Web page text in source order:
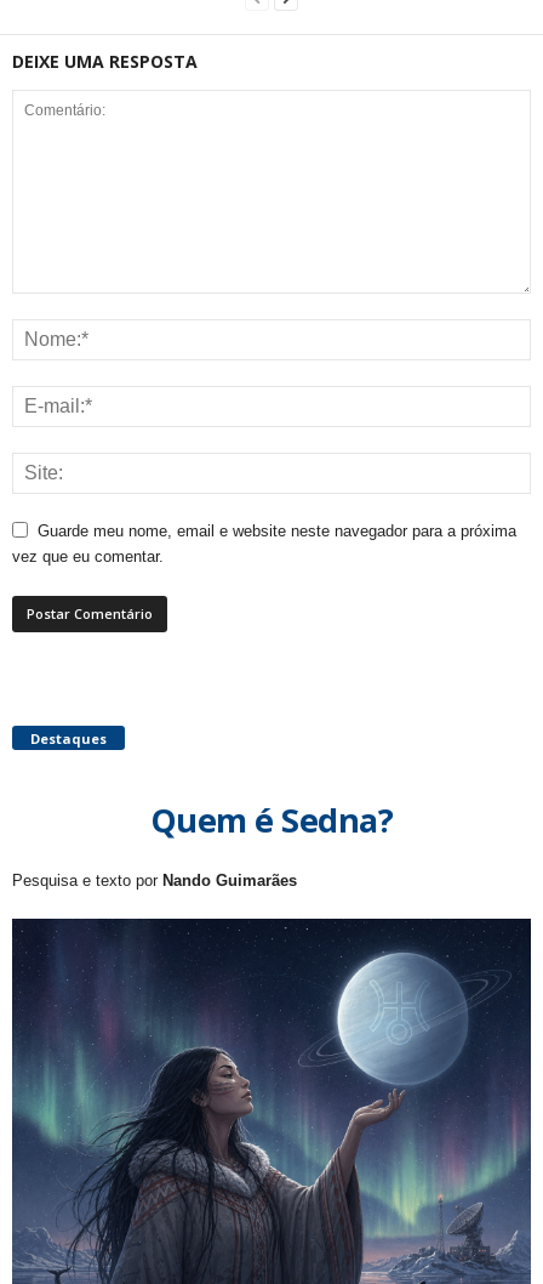
DEIXE UMA RESPOSTA
Guarde meu nome, email e website neste navegador para a próxima
vez que eu comentar.
Destaques
Quem é Sedna?
Pesquisa e texto por Nando Guimarães